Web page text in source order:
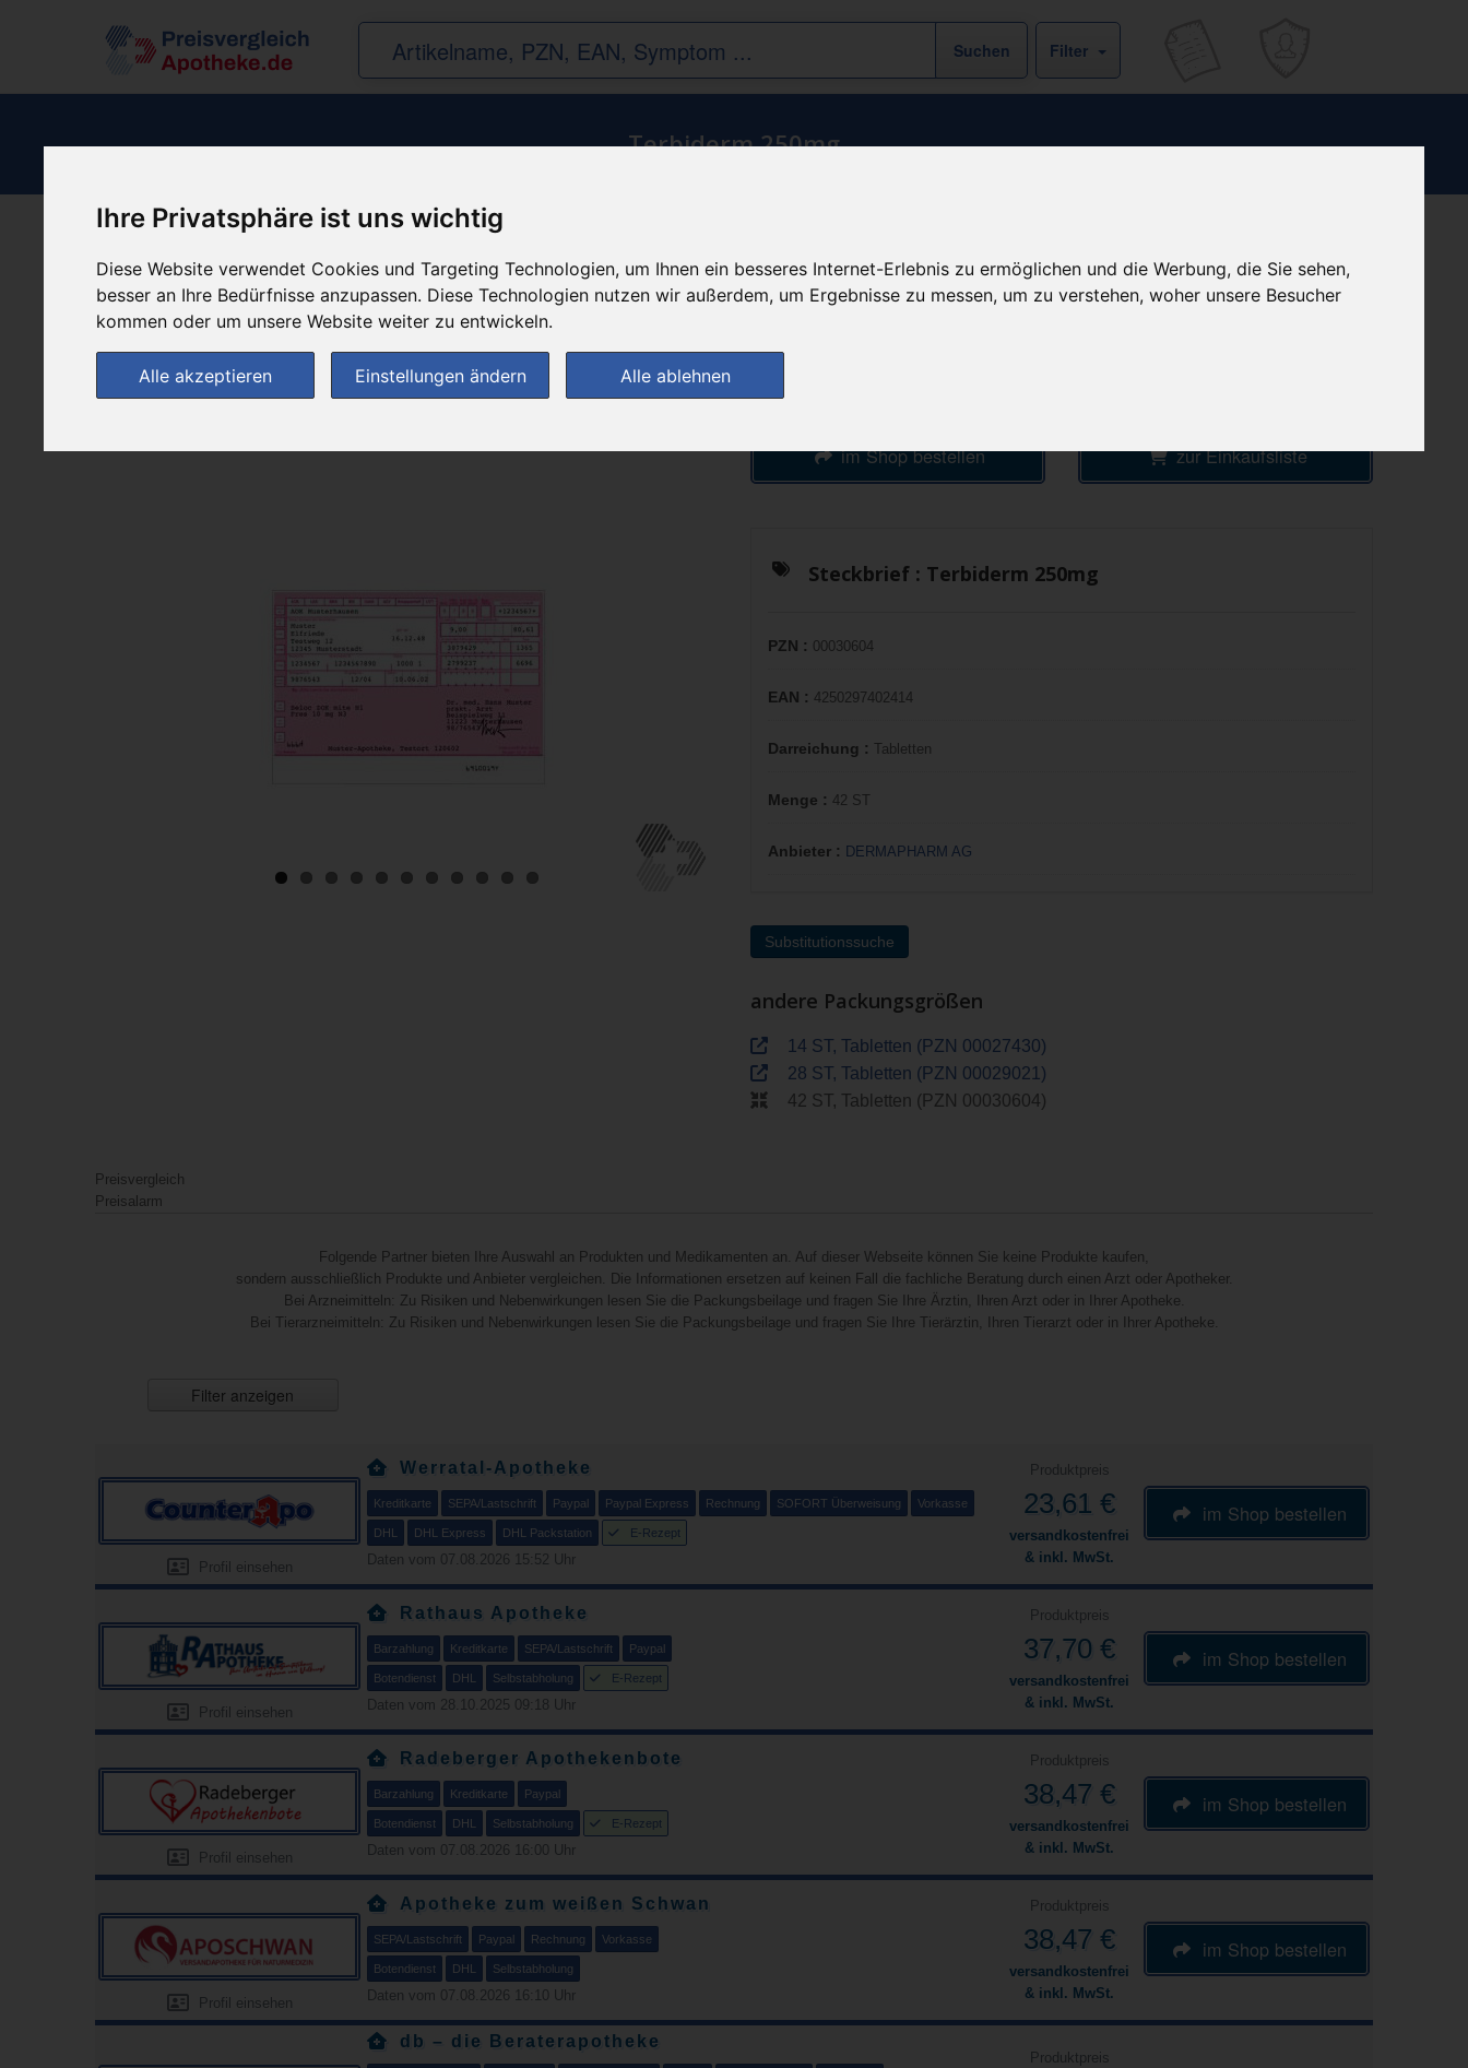
Ihre Privatsphäre ist uns wichtig
Diese Website verwendet Cookies und Targeting Technologien, um Ihnen ein besseres Internet-Erlebnis zu ermöglichen und die Werbung, die Sie sehen,
besser an Ihre Bedürfnisse anzupassen. Diese Technologien nutzen wir außerdem, um Ergebnisse zu messen, um zu verstehen, woher unsere Besucher
kommen oder um unsere Website weiter zu entwickeln.
Alle akzeptieren Einstellungen ändern Alle ablehnen
Filter
Terbiderm 250mg
Produkt empfehlen günstigster Produktpreis ab
23,61 €
versandkostenfrei
& inkl. MwSt.
im Shop bestellen zur Einkaufsliste
Steckbrief : Terbiderm 250mg
PZN : 00030604
EAN : 4250297402414
Darreichung : Tabletten
Menge : 42 ST
Anbieter : DERMAPHARM AG
Substitutionssuche
andere Packungsgrößen
14 ST, Tabletten (PZN 00027430)
28 ST, Tabletten (PZN 00029021)
42 ST, Tabletten (PZN 00030604)
Preisvergleich
Preisalarm
Folgende Partner bieten Ihre Auswahl an Produkten und Medikamenten an. Auf dieser Webseite können Sie keine Produkte kaufen,
sondern ausschließlich Produkte und Anbieter vergleichen. Die Informationen ersetzen auf keinen Fall die fachliche Beratung durch einen Arzt oder Apotheker.
Bei Arzneimitteln: Zu Risiken und Nebenwirkungen lesen Sie die Packungsbeilage und fragen Sie Ihre Ärztin, Ihren Arzt oder in Ihrer Apotheke.
Bei Tierarzneimitteln: Zu Risiken und Nebenwirkungen lesen Sie die Packungsbeilage und fragen Sie Ihre Tierärztin, Ihren Tierarzt oder in Ihrer Apotheke.
Filter anzeigen
Profil einsehen
Werratal-Apotheke
Kreditkarte SEPA/Lastschrift Paypal Paypal Express Rechnung SOFORT Überweisung Vorkasse
DHL DHL Express DHL Packstation E-Rezept
Daten vom 07.08.2026 15:52 Uhr
Produktpreis
23,61 €
versandkostenfrei
& inkl. MwSt.
im Shop bestellen
Profil einsehen
Rathaus Apotheke
Barzahlung Kreditkarte SEPA/Lastschrift Paypal
Botendienst DHL Selbstabholung E-Rezept
Daten vom 28.10.2025 09:18 Uhr
Produktpreis
37,70 €
versandkostenfrei
& inkl. MwSt.
im Shop bestellen
Profil einsehen
Radeberger Apothekenbote
Barzahlung Kreditkarte Paypal
Botendienst DHL Selbstabholung E-Rezept
Daten vom 07.08.2026 16:00 Uhr
Produktpreis
38,47 €
versandkostenfrei
& inkl. MwSt.
im Shop bestellen
Profil einsehen
Apotheke zum weißen Schwan
SEPA/Lastschrift Paypal Rechnung Vorkasse
Botendienst DHL Selbstabholung
Daten vom 07.08.2026 16:10 Uhr
Produktpreis
38,47 €
versandkostenfrei
& inkl. MwSt.
im Shop bestellen
db – die Beraterapotheke
Produktpreis